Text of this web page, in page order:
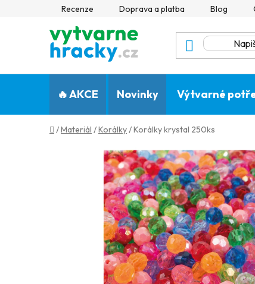
Recenze Doprava a platba Blog
🔥 AKCE Novinky Výtvarné
Domů
/Materiál /Korálky/Korálky krystal 250ks